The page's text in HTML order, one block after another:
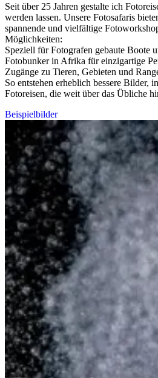
Seit über 25 Jahren gestalte ich
werden lassen. Unsere Fotosafaris
spannende und vielfältige
Möglichkeiten:
Speziell für Fotografen gebaute Boote
Fotobunker in Afrika für einzigartige
Zugänge zu Tieren, Gebieten und
So entstehen erheblich bessere Bilder,
Fotoreisen, die weit über das Übliche
Beispielbilder